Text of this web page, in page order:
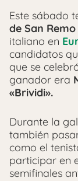
Este sábado
de San Remo
italiano en
candidatos
que se
ganador era
«Brividi».
Durante la
también
como el
participar en
semifinales